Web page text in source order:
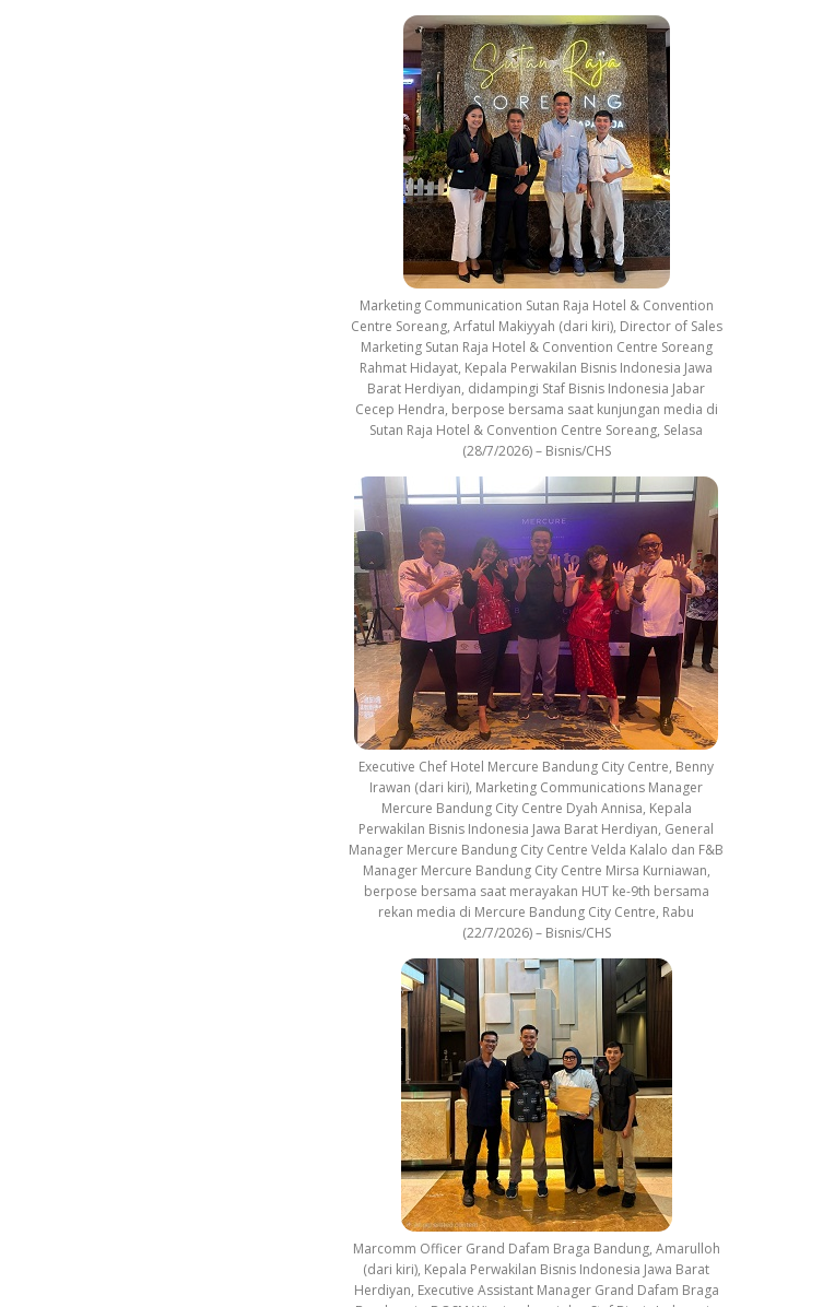
Marketing Communication Sutan Raja Hotel & Convention
Centre Soreang, Arfatul Makiyyah (dari kiri), Director of Sales
Marketing Sutan Raja Hotel & Convention Centre Soreang
Rahmat Hidayat, Kepala Perwakilan Bisnis Indonesia Jawa
Barat Herdiyan, didampingi Staf Bisnis Indonesia Jabar
Cecep Hendra, berpose bersama saat kunjungan media di
Sutan Raja Hotel & Convention Centre Soreang, Selasa
(28/7/2026) – Bisnis/CHS
Executive Chef Hotel Mercure Bandung City Centre, Benny
Irawan (dari kiri), Marketing Communications Manager
Mercure Bandung City Centre Dyah Annisa, Kepala
Perwakilan Bisnis Indonesia Jawa Barat Herdiyan, General
Manager Mercure Bandung City Centre Velda Kalalo dan F&B
Manager Mercure Bandung City Centre Mirsa Kurniawan,
berpose bersama saat merayakan HUT ke-9th bersama
rekan media di Mercure Bandung City Centre, Rabu
(22/7/2026) – Bisnis/CHS
Marcomm Officer Grand Dafam Braga Bandung, Amarulloh
(dari kiri), Kepala Perwakilan Bisnis Indonesia Jawa Barat
Herdiyan, Executive Assistant Manager Grand Dafam Braga